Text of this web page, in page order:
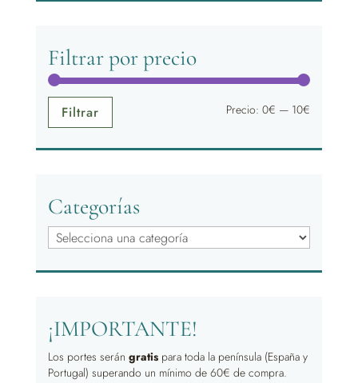
Filtrar por precio
Filtrar Precio:0€ — 10€
Categorías
¡IMPORTANTE!
Los portes serán gratispara toda la península (España y
Portugal) superando un mínimo de 60€ de compra.